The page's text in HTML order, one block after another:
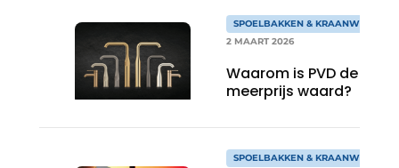
SPOELBAKKEN & KRAANWERK
2 MAART 2026
Waarom is PVD de
meerprijs waard?
SPOELBAKKEN & KRAANWERK